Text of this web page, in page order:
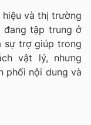
và thị trường
đang tập trung ở
sự trợ giúp trong
vật lý, nhưng
phối nội dung và